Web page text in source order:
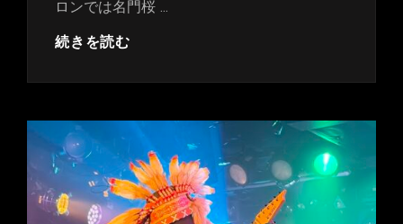
ロンでは名門桜 …
続きを読む
も
り
く
さ
ん